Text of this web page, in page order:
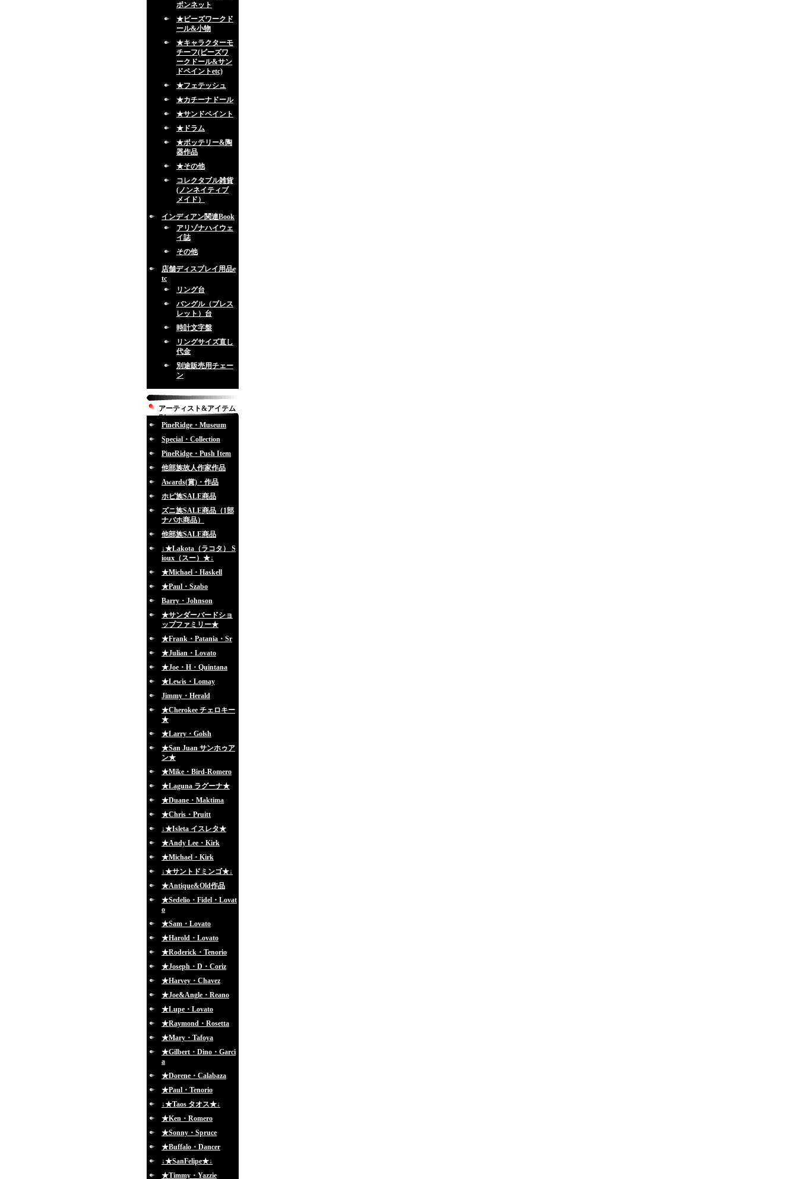
ボンネット
★ビーズワークド
ール&小物
★キャラクターモ
チーフ(ビーズワ
ークドール&サン
ドペイントetc)
★フェテッシュ
★カチーナドール
★サンドペイント
★ドラム
★ポッテリー&陶
器作品
★その他
コレクタブル雑貨
(ノンネイティブ
メイド）
インディアン関連Book
アリゾナハイウェ
イ誌
その他
店舗ディスプレイ用品e
tc
リング台
バングル（ブレス
レット）台
時計文字盤
リングサイズ直し
代金
別途販売用チェー
ン
アーティスト&アイテム
別
PineRidge・Museum
Special・Collection
PineRidge・Push Item
他部族故人作家作品
Awards(賞)・作品
ホピ族SALE商品
ズニ族SALE商品（1部
ナバホ商品）
他部族SALE商品
↓★Lakota（ラコタ） S
ioux（スー）★↓
★Michael・Haskell
★Paul・Szabo
Barry・Johnson
★サンダーバードショ
ップファミリー★
★Frank・Patania・Sr
★Julian・Lovato
★Joe・H・Quintana
★Lewis・Lomay
Jimmy・Herald
★Cherokee チェロキー
★
★Larry・Golsh
★San Juan サンホゥア
ン★
★Mike・Bird-Romero
★Laguna ラグーナ★
★Duane・Maktima
★Chris・Pruitt
↓★Isleta イスレタ★
★Andy Lee・Kirk
★Michael・Kirk
↓★サントドミンゴ★↓
★Antique&Old作品
★Sedelio・Fidel・Lovat
o
★Sam・Lovato
★Harold・Lovato
★Roderick・Tenorio
★Joseph・D・Coriz
★Harvey・Chavez
★Joe&Angle・Reano
★Lupe・Lovato
★Raymond・Rosetta
★Mary・Tafoya
★Gilbert・Dino・Garci
a
★Dorene・Calabaza
★Paul・Tenorio
↓★Taos タオス★↓
★Ken・Romero
★Sonny・Spruce
★Buffalo・Dancer
↓★SanFelipe★↓
★Timmy・Yazzie